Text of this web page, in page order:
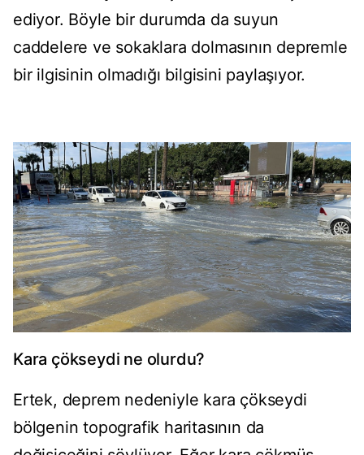
ediyor. Böyle bir durumda da suyun
caddelere ve sokaklara dolmasının depremle
bir ilgisinin olmadığı bilgisini paylaşıyor.
Kara çökseydi ne olurdu?
Ertek, deprem nedeniyle kara çökseydi
bölgenin topografik haritasının da